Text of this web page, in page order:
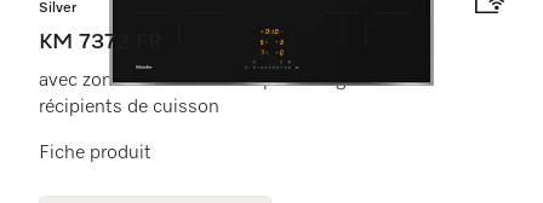
Silver
KM 7372 FR
avec zone de cuisson Flex pour les grands
récipients de cuisson
Fiche produit